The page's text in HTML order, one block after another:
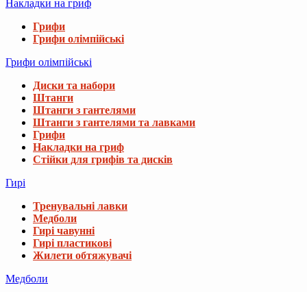
Накладки на гриф
Грифи
Грифи олімпійські
Грифи олімпійські
Диски та набори
Штанги
Штанги з гантелями
Штанги з гантелями та лавками
Грифи
Накладки на гриф
Стійки для грифів та дисків
Гирі
Тренувальні лавки
Медболи
Гирі чавунні
Гирі пластикові
Жилети обтяжувачі
Медболи